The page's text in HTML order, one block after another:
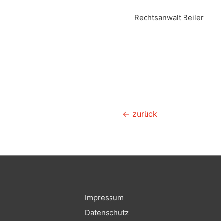
Rechtsanwalt Beiler
← zurück
Impressum
Datenschutz